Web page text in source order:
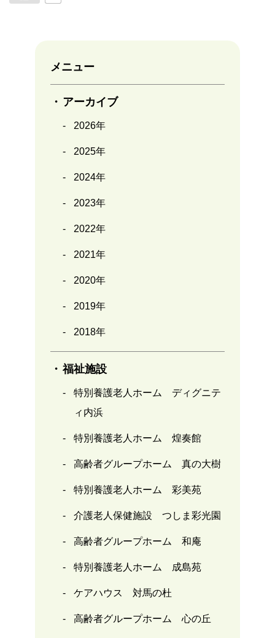
メニュー
アーカイブ
2026年
2025年
2024年
2023年
2022年
2021年
2020年
2019年
2018年
福祉施設
特別養護老人ホーム ディグニテ
ィ内浜
特別養護老人ホーム 煌奏館
高齢者グループホーム 真の大樹
特別養護老人ホーム 彩美苑
介護老人保健施設 つしま彩光園
高齢者グループホーム 和庵
特別養護老人ホーム 成島苑
ケアハウス 対馬の杜
高齢者グループホーム 心の丘